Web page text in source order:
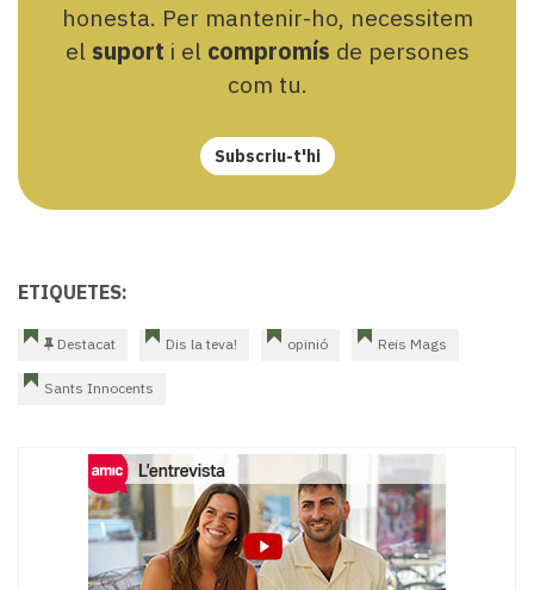
honesta. Per mantenir-ho, necessitem
el suport i el compromís de persones
com tu.
Subscriu-t'hi
ETIQUETES:
Destacat Dis la teva! opinió Reis Mags
Sants Innocents